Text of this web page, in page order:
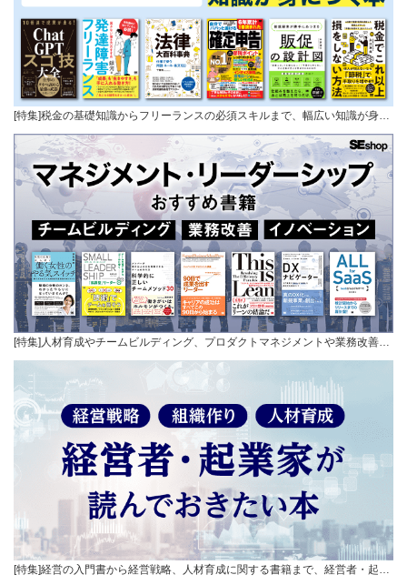
[特集]税金の基礎知識からフリーランスの必須スキルまで、幅広い知識が身…
[特集]人材育成やチームビルディング、プロダクトマネジメントや業務改善…
[特集]経営の入門書から経営戦略、人材育成に関する書籍まで、経営者・起…